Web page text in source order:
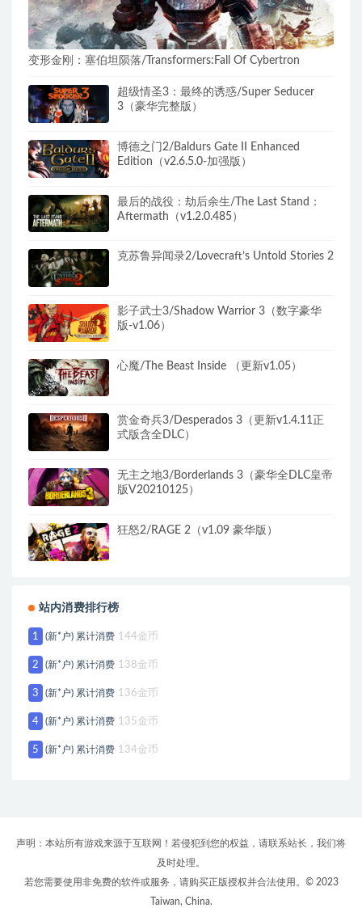
变形金刚：塞伯坦陨落/Transformers:Fall Of Cybertron
超级情圣3：最终的诱惑/Super Seducer
3（豪华完整版）
博德之门2/Baldurs Gate II Enhanced
Edition（v2.6.5.0-加强版）
最后的战役：劫后余生/The Last Stand：
Aftermath（v1.2.0.485）
克苏鲁异闻录2/Lovecraft’s Untold Stories 2
影子武士3/Shadow Warrior 3（数字豪华
版-v1.06）
心魔/The Beast Inside （更新v1.05）
赏金奇兵3/Desperados 3（更新v1.4.11正
式版含全DLC）
无主之地3/Borderlands 3（豪华全DLC皇帝
版V20210125）
狂怒2/RAGE 2（v1.09 豪华版）
站内消费排行榜
1 (新*户) 累计消费 144金币
2 (新*户) 累计消费 138金币
3 (新*户) 累计消费 136金币
4 (新*户) 累计消费 135金币
5 (新*户) 累计消费 134金币
声明：本站所有游戏来源于互联网！若侵犯到您的权益，请联系站长，我们将
及时处理。
若您需要使用非免费的软件或服务，请购买正版授权并合法使用。© 2023
Taiwan, China.